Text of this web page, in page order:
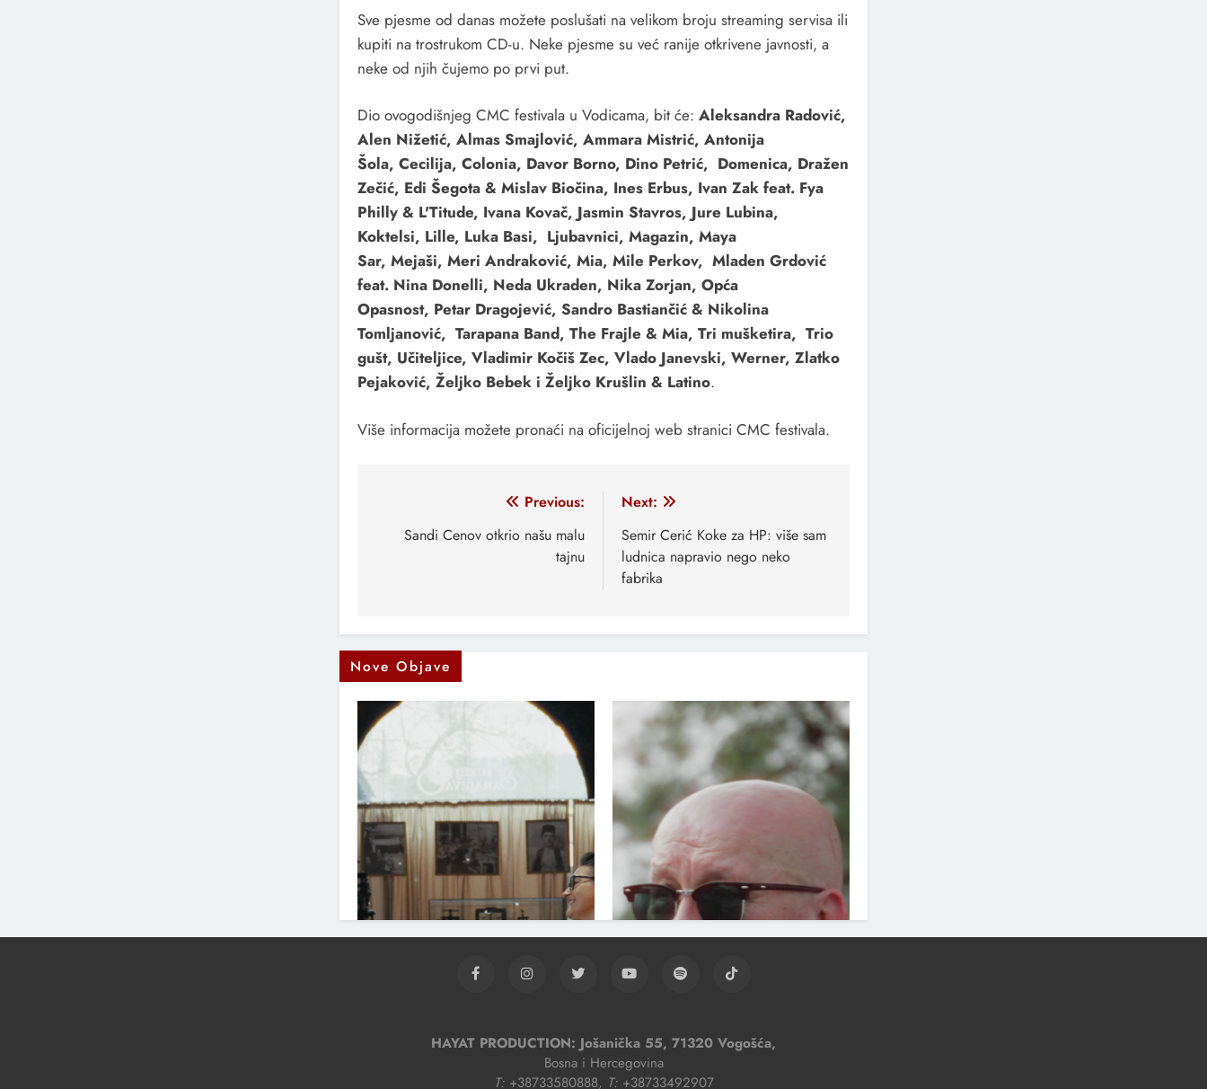
Sve pjesme od danas možete poslušati na velikom broju streaming servisa ili
kupiti na trostrukom CD-u. Neke pjesme su već ranije otkrivene javnosti, a
neke od njih čujemo po prvi put.
Dio ovogodišnjeg CMC festivala u Vodicama, bit će: Aleksandra Radović,
Alen Nižetić, Almas Smajlović, Ammara Mistrić, Antonija
Šola, Cecilija, Colonia, Davor Borno, Dino Petrić, Domenica, Dražen
Zečić, Edi Šegota & Mislav Biočina, Ines Erbus, Ivan Zak feat. Fya
Philly & L'Titude, Ivana Kovač, Jasmin Stavros, Jure Lubina,
Koktelsi, Lille, Luka Basi, Ljubavnici, Magazin, Maya
Sar, Mejaši, Meri Andraković, Mia, Mile Perkov, Mladen Grdović
feat. Nina Donelli, Neda Ukraden, Nika Zorjan, Opća
Opasnost, Petar Dragojević, Sandro Bastiančić & Nikolina
Tomljanović, Tarapana Band, The Frajle & Mia, Tri mušketira, Trio
gušt, Učiteljice, Vladimir Kočiš Zec, Vlado Janevski, Werner, Zlatko
Pejaković, Željko Bebek i Željko Krušlin & Latino.
Više informacija možete pronaći na oficijelnoj web stranici CMC festivala.
članaka
Previous:
Sandi Cenov otkrio našu malu
tajnu
Next:
Semir Cerić Koke za HP: više sam
ludnica napravio nego neko
fabrika
Nove Objave
HAYAT PRODUCTION: Jošanička 55, 71320 Vogošća,
Bosna i Hercegovina
T:+38733580888, T:+38733492907